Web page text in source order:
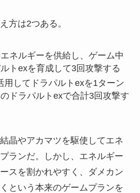
方は2つある。
ネルギーを供給し、ゲーム中
トexを育成して3回攻撃する
用してドラパルトexを1ターン
ドラパルトexで合計3回攻撃す
晶やアカマツを駆使してエネ
ランだ。しかし、エネルギー
スを割かれやすく、ダメカン
という本来のゲームプランを